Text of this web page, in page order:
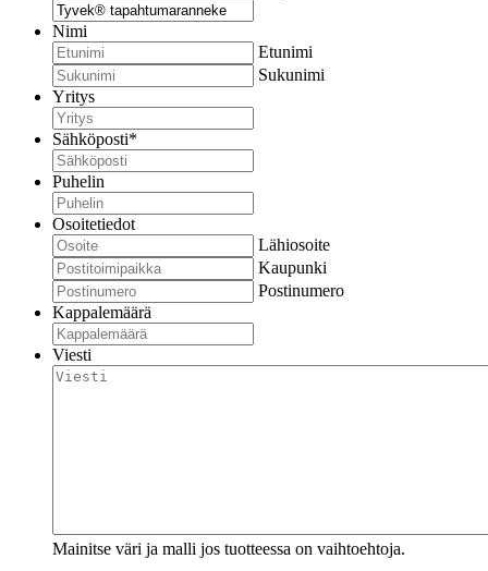
Nimi
Etunimi
Sukunimi
Yritys
Sähköposti*
Puhelin
Osoitetiedot
Lähiosoite
Kaupunki
Postinumero
Kappalemäärä
Viesti
Mainitse väri ja malli jos tuotteessa on vaihtoehtoja.